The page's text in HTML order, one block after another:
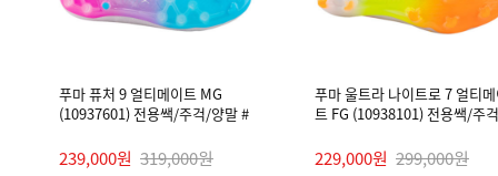
푸마 퓨처 9 얼티메이트 MG
(10937601) 전용쌕/주걱/양말 #
239,000원 319,000원
푸마 울트라 나이트로 7 얼티
트 FG (10938101) 전용쌕/주
229,000원 299,000원